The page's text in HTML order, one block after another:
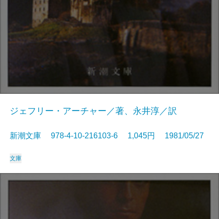
ジェフリー・アーチャー／著、永井淳／訳
新潮文庫 978-4-10-216103-6 1,045円 1981/05/27
文庫